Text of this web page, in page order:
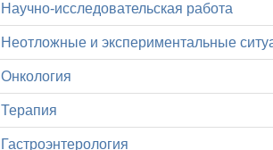
Научно-исследовательская работа
Неотложные и экспериментальные
Онкология
Терапия
Гастроэнтерология